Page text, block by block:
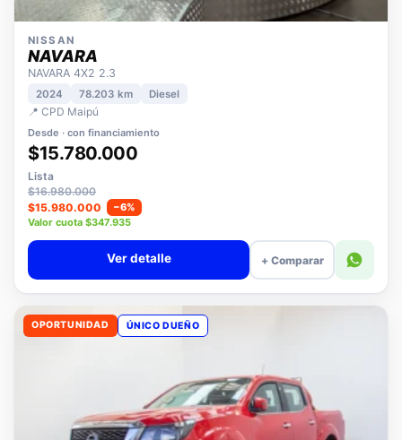
NISSAN
NAVARA
NAVARA 4X2 2.3
2024 78.203 km
📍 CPD Maipú
Desde · con financiamiento
$15.780.000
Lista
$16.980.000
$15.980.000
−6%
Valor cuota $347.935
+ Comparar
OPORTUNIDAD